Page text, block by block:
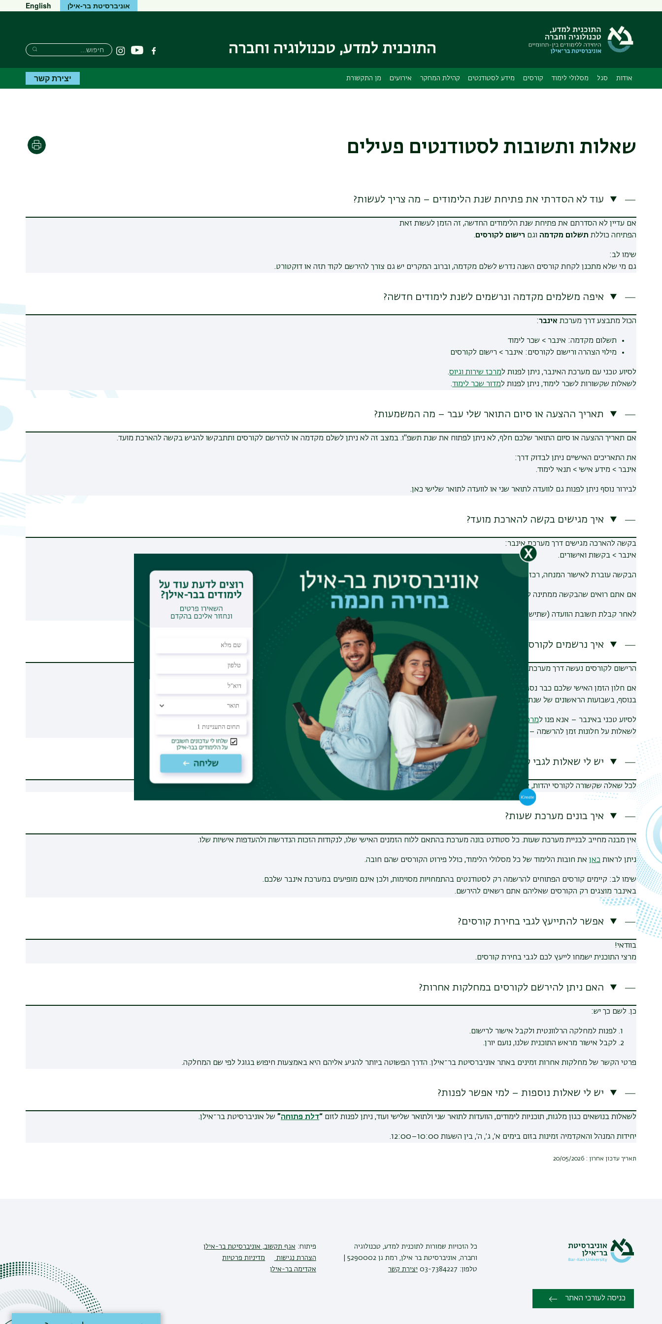
ראשי
אוניברסיטת בר-אילן English
התוכנית למדע, טכנולוגיה וחברה פייסבוקיוטיוב Instagram
חיפוש
חיפוש
חיפוש
אודות סגל מסלולי לימוד קורסים מידע לסטודנטים קהילת המחקר אירועים מן התקשורת יצירת קשר
שאלות ותשובות לסטודנטים פעילים הדפסה
עוד לא הסדרתי את פתיחת שנת הלימודים – מה צריך לעשות?
אם עדיין לא הסדרתם את פתיחת שנת הלימודים החדשה, זה הזמן לעשות זאת
הפתיחה כוללת תשלום מקדמה וגם רישום לקורסים.
שימו לב:
גם מי שלא מתכנן לקחת קורסים השנה נדרש לשלם מקדמה, וברוב המקרים יש גם צורך להירשם לקוד תזה או דוקטורט.
איפה משלמים מקדמה ונרשמים לשנת לימודים חדשה?
הכול מתבצע דרך מערכת אינבר:
תשלום מקדמה: אינבר > שכר לימוד
מילוי הצהרה ורישום לקורסים: אינבר > רישום לקורסים
לסיוע טכני עם מערכת האינבר, ניתן לפנות למרכז שירות וגיוס.
לשאלות שקשורות לשכר לימוד, ניתן לפנות למדור שכר לימוד.
תאריך ההצעה או סיום התואר שלי עבר – מה המשמעות?
אם תאריך ההצעה או סיום התואר שלכם חלף, לא ניתן לפתוח את שנת תשפ"ו. במצב זה לא ניתן לשלם מקדמה או להירשם לקורסים ותתבקשו להגיש בקשה להארכת מועד.
את התאריכים האישיים ניתן לבדוק דרך:
אינבר > מידע אישי > תנאי לימוד.
לבירור נוסף ניתן לפנות גם לוועדה לתואר שני או לוועדה לתואר שלישי כאן.
איך מגישים בקשה להארכת מועד?
בקשה להארכה מגישים דרך מערכת אינבר:
אינבר > בקשות ואישורים.
הבקשה עוברת לאישור המנחה, רכזת התוכנית וראש התוכנית. אפשר לעקוב באינבר ולראות אצל מי הבקשה נמצאת בכל שלב.
אם אתם רואים שהבקשה ממתינה לאישור המנחה והוא עדיין לא טיפל בה, יש לפנות אליו ישירות.
לאחר קבלת תשובת הוועדה (שתישלח אליכם למייל), תוכלו לשלם מקדמה ולהירשם לקורסים.
איך נרשמים לקורסים?
הרישום לקורסים נעשה דרך מערכת
אם חלון הזמן האישי שלכם כבר נסגר, תוכלו למצוא הסבר איך לקבוע חלון זמן חדש להרשמהכאן
בנוסף, בשבועות הראשונים של שנת הלימודים ייפתח חלון זמן נוסף לשינויים במערכת.
לסיוע טכני באינבר – אנא פנו למרכז שירות וגיוס
לשאלות על חלונות זמן להרשמה – אנא פנו ל
מדור תל"מ(תוכניות לימודים).
יש לי שאלות לגבי קורסי יהדות – למי פונים?
לכל שאלה שקשורה לקורסי יהדות, אפשר לפנות ל עולמות - בית הספר ללימודי יסוד ויהדות.
איך בונים מערכת שעות?
אין מבנה מחייב לבניית מערכת שעות. כל סטודנט בונה מערכת בהתאם ללוח הזמנים האישי שלו, לנקודות הזכות הנדרשות ולהעדפות אישיות שלו.
ניתן לראות כאן את חובות הלימוד של כל מסלולי הלימוד, כולל פירוט הקורסים שהם חובה.
שימו לב: קיימים קורסים הפתוחים להרשמה רק לסטודנטים בהתמחויות מסוימות, ולכן אינם מופיעים במערכת אינבר שלכם.
באינבר מוצגים רק הקורסים שאליהם אתם רשאים להירשם.
אפשר להתייעץ לגבי בחירת קורסים?
בוודאי!
מרצי התוכנית ישמחו לייעץ לכם לגבי בחירת קורסים.
האם ניתן להירשם לקורסים במחלקות אחרות?
כן. לשם כך יש:
לפנות למחלקה הרלוונטית ולקבל אישור לרישום.
לקבל אישור מראש התוכנית שלנו, נועם יורן.
פרטי הקשר של מחלקות אחרות זמינים באתר אוניברסיטת בר־אילן. הדרך הפשוטה ביותר להגיע אליהם היא באמצעות חיפוש בגוגל לפי שם המחלקה.
יש לי שאלות נוספות – למי אפשר לפנות?
לשאלות בנושאים כגון מלגות, תוכניות לימודים, הוועדות לתואר שני ולתואר שלישי ועוד, ניתן לפנות לזום “דלת פתוחה” של אוניברסיטת בר־אילן.
יחידות המנהל והאקדמיה זמינות בזום בימים א׳, ג׳, ה׳, בין השעות 10:00–12:00.
תאריך עדכון אחרון : 20/05/2026
כניסה לעורכי האתר
כל הזכויות שמורות לתוכנית למדע, טכנולוגיה
טלפון: 03-7384227
יצירת קשר
פיתוח: אגף תקשוב, אוניברסיטת בר-אילן
הצהרת נגישות
מדיניות פרטיות
אקדימה בר-אילן